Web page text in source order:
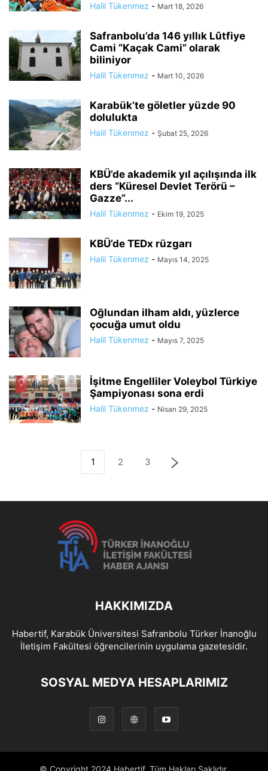
Halil Tükenmez - Mart 18, 2026
Safranbolu’da 146 yıllık Lûtfiye
Cami “Kaçak Cami” olarak
biliniyor
Halil Tükenmez - Mart 10, 2026
Karabük’te göletler yüzde 90
dolulukta
Halil Tükenmez - Şubat 25, 2026
KBÜ’de akademik yıl açılışında ilk
ders “Küresel Devlet Terörü –
Gazze”...
Halil Tükenmez - Ekim 19, 2025
KBÜ’de TEDx rüzgarı
Halil Tükenmez - Mayıs 14, 2025
Oğlundan ilham aldı, yüzlerce
çocuğa umut oldu
Halil Tükenmez - Mayıs 7, 2025
İşitme Engelliler Voleybol Türkiye
Şampiyonası sona erdi
Halil Tükenmez - Nisan 29, 2025
1 2 3
HAKKIMIZDA
Habertif, Karabük Üniversitesi Safranbolu Türker İnanoğlu
İletişim Fakültesi öğrencilerinin uygulama gazetesidir.
SOSYAL MEDYA HESAPLARIMIZ
© Copyright 2024 Habertif, Tüm Hakları Saklıdır.